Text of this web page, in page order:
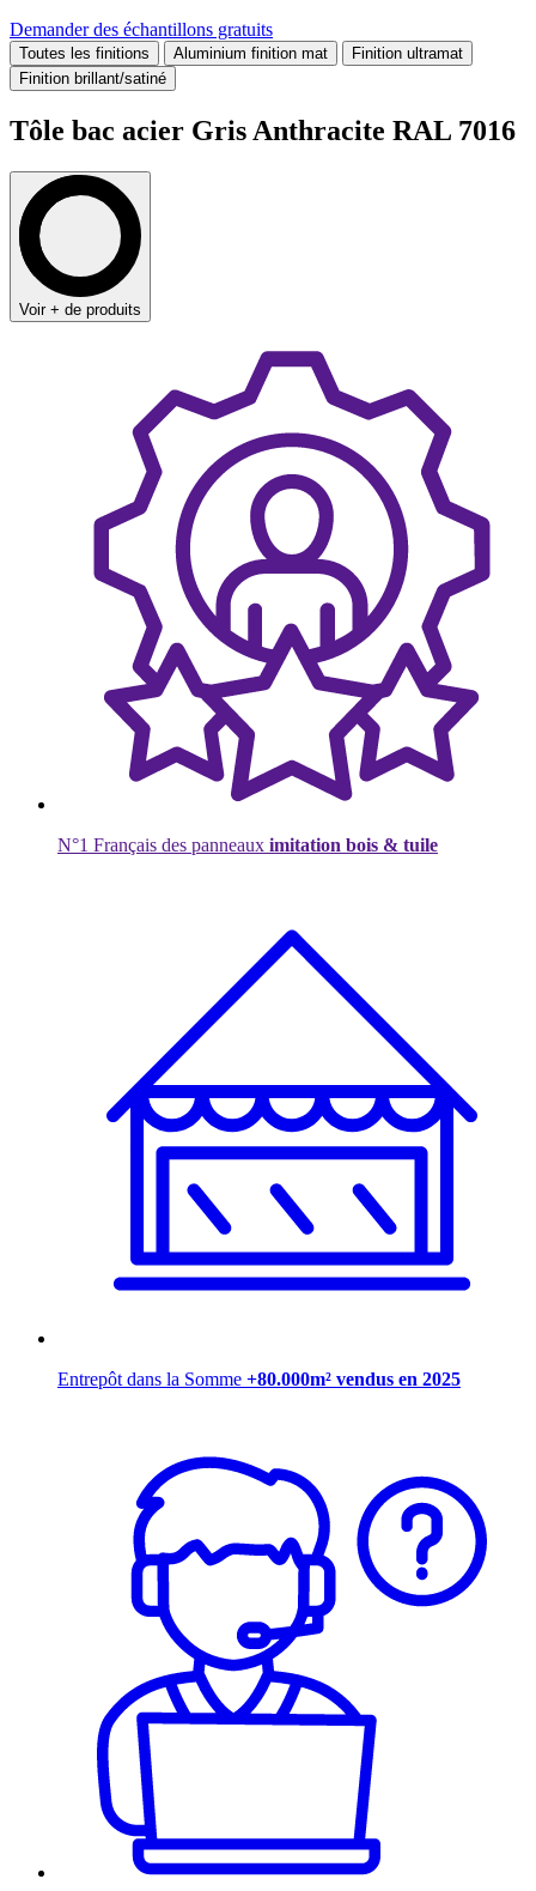
Demander des échantillons gratuits
Toutes les finitions Aluminium finition mat
Finition ultramat
Finition brillant/satiné
Tôle bac acier Gris Anthracite RAL 7016
Voir + de produits
N°1 Français des panneaux imitation bois & tuile
Entrepôt dans la Somme +80.000m² vendus en 2025